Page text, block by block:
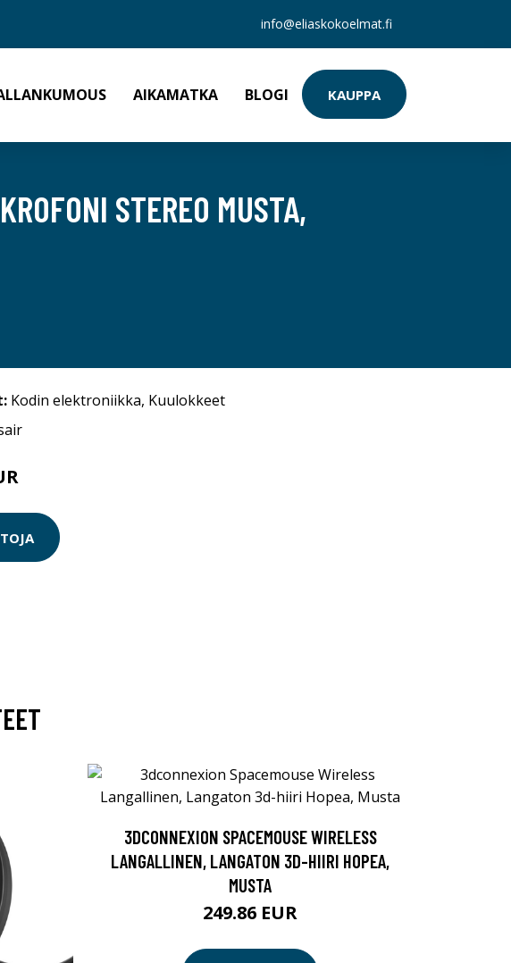
info@eliaskokoelmat.fi
AIKAMATKA BLOGI KAUPPA
STEREO MUSTA,
Kodin elektroniikka, Kuulokkeet
3DCONNEXION SPACEMOUSE WIRELESS
LANGALLINEN, LANGATON 3D-HIIRI HOPEA,
MUSTA
249.86 EUR